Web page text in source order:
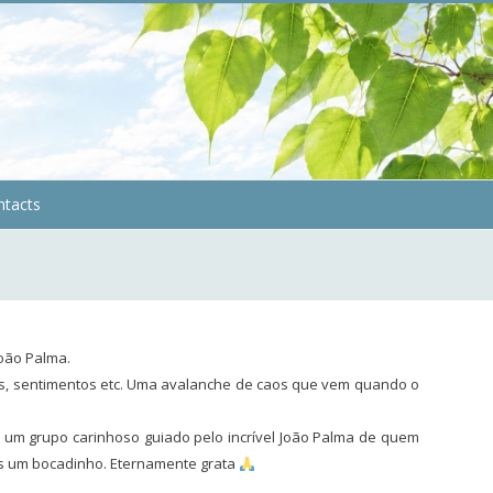
Palma.
etc. Uma avalanche de caos que vem quando o
grupo carinhoso guiado pelo incrível João Palma de quem
bocadinho. Eternamente grata